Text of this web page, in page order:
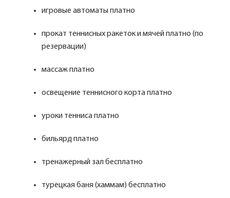
игровые автоматы платно
прокат теннисных ракеток и мячей платно (по
резервации)
массаж платно
освещение теннисного корта платно
уроки тенниса платно
бильярд платно
тренажерный зал бесплатно
турецкая баня (хаммам) бесплатно